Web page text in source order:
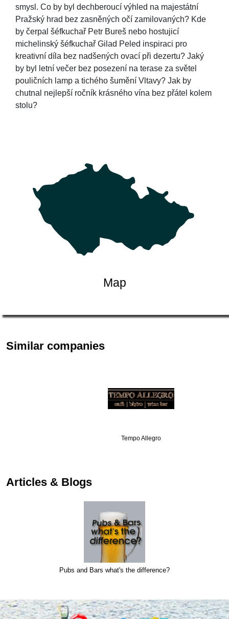
smysl. Co by byl dechberoucí výhled na majestátní
Pražský hrad bez zasněných očí zamilovaných? Kde
by čerpal šéfkuchař Petr Bureš nebo hostujicí
michelinský šéfkuchař Gilad Peled inspiraci pro
kreativní díla bez nadšených ovací při dezertu? Jaký
by byl letní večer bez posezení na terase za světel
pouličních lamp a tichého šumění Vltavy? Jak by
chutnal nejlepší ročník krásného vína bez přátel kolem
stolu?
Map
Similar companies
Tempo Allegro
Articles & Blogs
Pubs and Bars what's the difference?